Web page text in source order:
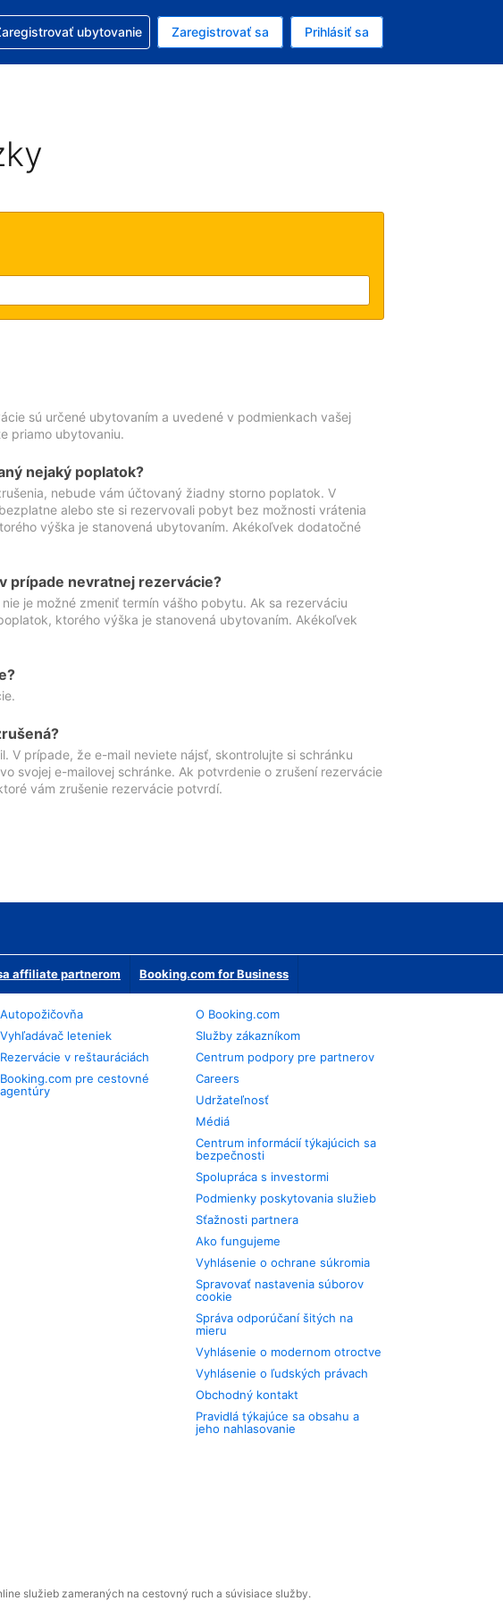
máte zvolenú menu EUR
máte zvolený jazyk V slovenčine
pomoc s rezerváciou
ubytovanie Zaregistrovať sa Prihlásiť sa
sú určené ubytovaním a uvedené v podmienkach vašej
priamo ubytovaniu.
nejaký poplatok?
nebude vám účtovaný žiadny storno poplatok. V
alebo ste si rezervovali pobyt bez možnosti vrátenia
výška je stanovená ubytovaním. Akékoľvek dodatočné
prípade nevratnej rezervácie?
je možné zmeniť termín vášho pobytu. Ak sa rezerváciu
ktorého výška je stanovená ubytovaním. Akékoľvek
V prípade, že e-mail neviete nájsť, skontrolujte si schránku
svojej e-mailovej schránke. Ak potvrdenie o zrušení rezervácie
vám zrušenie rezervácie potvrdí.
affiliate partnerom Booking.com for Business
Autopožičovňa
Vyhľadávač leteniek
Rezervácie v reštauráciách
Booking.com pre cestovné
agentúry
O Booking.com
Služby zákazníkom
Centrum podpory pre partnerov
Careers
Udržateľnosť
Médiá
Centrum informácií týkajúcich sa
bezpečnosti
Spolupráca s investormi
Podmienky poskytovania služieb
Sťažnosti partnera
Ako fungujeme
Vyhlásenie o ochrane súkromia
Spravovať nastavenia súborov
cookie
Správa odporúčaní šitých na
mieru
Vyhlásenie o modernom otroctve
Vyhlásenie o ľudských právach
Obchodný kontakt
Pravidlá týkajúce sa obsahu a
jeho nahlasovanie
služieb zameraných na cestovný ruch a súvisiace služby.